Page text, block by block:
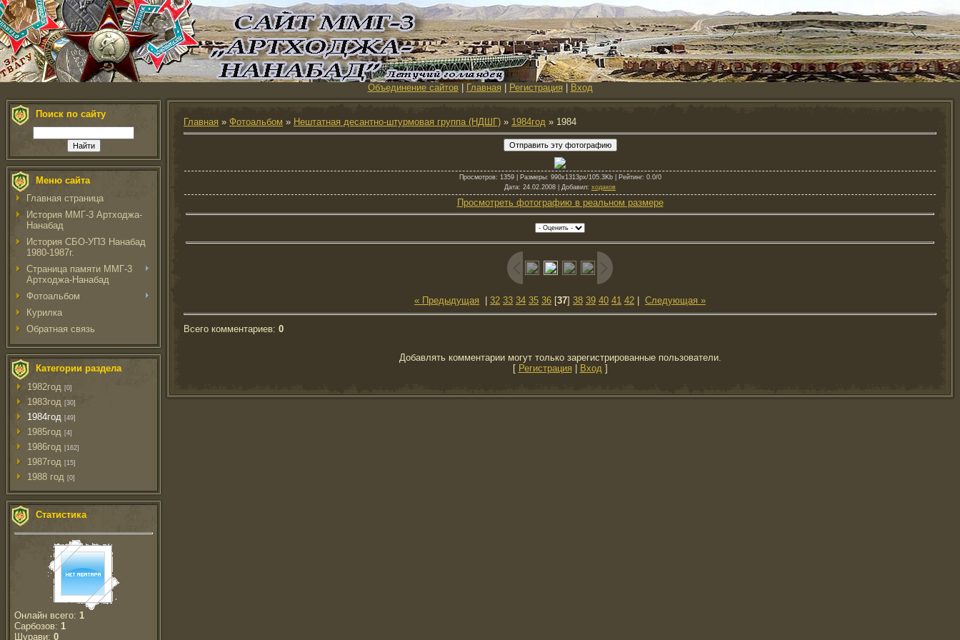
Объединение сайтов| Главная Регистрация Вход
Поиск по сайту
Меню сайта
Главная страница
История ММГ-3 Артходжа-
Нанабад
История СБО-УПЗ Нанабад
1980-1987г.
Страница памяти ММГ-3
Артходжа-Нанабад
Фотоальбом
Курилка
Обратная связь
Категории раздела
1982год [0]
1983год [30]
1984год [49]
1985год [4]
1986год [162]
1987год [15]
1988 год [0]
Статистика
Онлайн всего: 1
Сарбозов: 1
Шурави: 0
Главная » Фотоальбом » Нештатная десантно-штурмовая группа (НДШГ) » 1984год » 1984
Просмотров: 1359 | Размеры: 990x1313px/105.3Kb | Рейтинг: 0.0/0
Дата: 24.02.2008 | Добавил: ходаков
Просмотреть фотографию в реальном размере
« Предыдущая 32 33 34 35 36 [37] 38 39 40 41 42 Следующая »
Всего комментариев: 0
Добавлять комментарии могут только зарегистрированные пользователи.
[ Регистрация | Вход ]